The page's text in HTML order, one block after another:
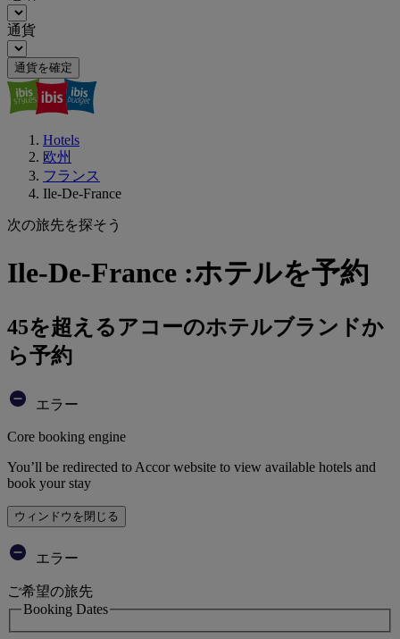
通貨
通貨を確定
Hotels
欧州
フランス
Ile-De-France
次の旅先を探そう
Ile-De-France :ホテルを予約
45を超えるアコーのホテルブランドか
ら予約
エラー
Core booking engine
You’ll be redirected to Accor website to view available hotels and
book your stay
ウィンドウを閉じる
エラー
ご希望の旅先
Booking Dates